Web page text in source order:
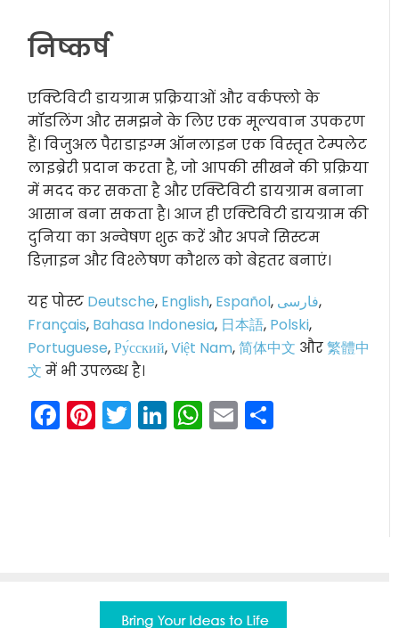
निष्कर्ष
एक्टिविटी डायग्राम प्रक्रियाओं और वर्कफ्लो के
मॉडलिंग और समझने के लिए एक मूल्यवान उपकरण
हैं। विजुअल पैराडाइग्म ऑनलाइन एक विस्तृत टेम्पलेट
लाइब्रेरी प्रदान करता है, जो आपकी सीखने की प्रक्रिया
में मदद कर सकता है और एक्टिविटी डायग्राम बनाना
आसान बना सकता है। आज ही एक्टिविटी डायग्राम की
दुनिया का अन्वेषण शुरू करें और अपने सिस्टम
डिज़ाइन और विश्लेषण कौशल को बेहतर बनाएं।
यह पोस्ट Deutsche, English, Español, فارسی,
Français, Bahasa Indonesia, 日本語, Polski,
Portuguese,Ру́сский,Việt Nam,简体中文 और繁體中
文 में भी उपलब्ध है।
Facebook
Pinterest
Twitter
LinkedIn
WhatsApp
Email